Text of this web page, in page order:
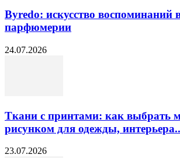
Byredo: искусство воспоминаний
парфюмерии
24.07.2026
Ткани с принтами: как выбрать
рисунком для одежды,
23.07.2026